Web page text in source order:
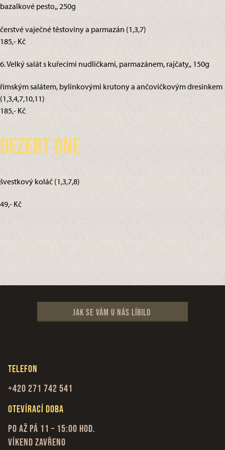
bazalkové pesto,, 250g
čerstvé vaječné těstoviny a parmazán (1,3,7)
185,- Kč
6. Velký salát s kuřecími nudličkami, parmazánem, rajčaty,, 150g
římským salátem, bylinkovými krutony a ančovičkovým dresinkem
(1,3,4,7,10,11)
185,- Kč
Dezert dne
švestkový koláč (1,3,7,8)
49,- Kč
Jak se vám u nás líbilo
Telefon
+420 271 742 541
Otevírací doba
Po až Pá 11 – 15:00 hod.
Víkend zavřeno